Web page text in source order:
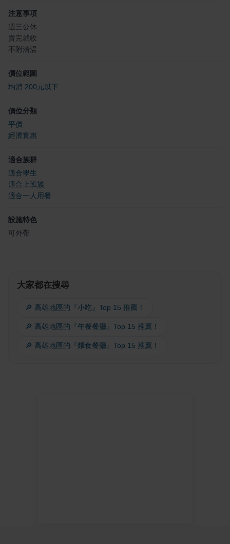
注意事項
週三公休
賣完就收
不附清湯
價位範圍
均消 200元以下
價位分類
平價
經濟實惠
適合族群
適合學生
適合上班族
適合一人用餐
設施特色
可外帶
大家都在搜尋
🔎 高雄地區的『小吃』Top 15 推薦！
🔎 高雄地區的『午餐餐廳』Top 15 推薦！
🔎 高雄地區的『麵食餐廳』Top 15 推薦！